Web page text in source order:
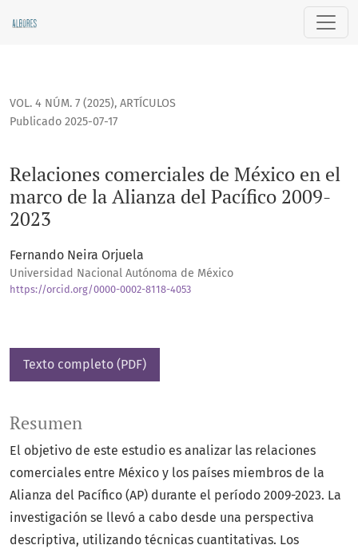
Relaciones comerciales de México en el marco de la
VOL. 4 NÚM. 7 (2025), ARTÍCULOS
Relaciones comerciales de México en el
marco de la Alianza del Pacífico 2009-
2023
Publicado 2025-07-17
Fernando Neira Orjuela
Universidad Nacional Autónoma de México
https://orcid.org/0000-0002-8118-4053
Texto completo (PDF)
Resumen
El objetivo de este estudio es analizar las relaciones
comerciales entre México y los países miembros de la
Alianza del Pacífico (AP) durante el período 2009-2023. La
investigación se llevó a cabo desde una perspectiva
descriptiva, utilizando técnicas cuantitativas. Los